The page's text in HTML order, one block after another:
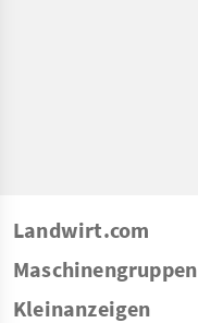
Landwirt.com
Maschinengruppen
Kleinanzeigen